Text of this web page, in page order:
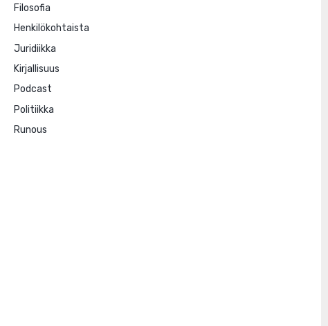
Filosofia
Henkilökohtaista
Juridiikka
Kirjallisuus
Podcast
Politiikka
Runous